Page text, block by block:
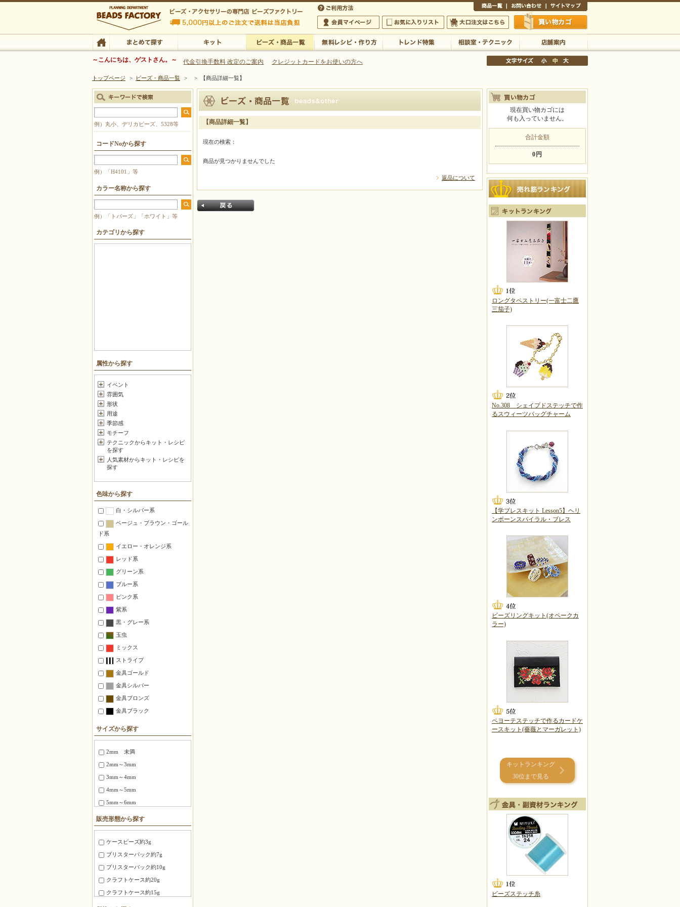
ビーズファクトリー ビーズ・パーツ・金具など・アクセサリーの専門店
ビーズ・アクセサリーの専門店 ビーズファクトリー 5,000円以上のご注文で送料は当店が負担いたします
ビーズ・アクセサリーの専門店 ビーズファクトリー 5,000円以上のご注文で送料は当店が負担いたします
会員マイページ
お気に入りリスト 大口注文はこちら 買い物かご
TOP まとめて探す キット 店舗案内
～こんにちは、ゲストさん。～ 代金引換手数料 改定のご案内 クレジットカードをお使いの方へ
トップページ > ビーズ・商品一覧 > > 【商品詳細一覧】
【商品詳細一覧】
現在の検索：
商品が見つかりませんでした
返品について
例）丸小、デリカビーズ、5328等
コードNoから探す
例）「H4101」等
カラー名称から探す
例）「トパーズ」「ホワイト」等
カテゴリから探す
属性から探す
イベント
雰囲気
形状
用途
季節感
モチーフ
テクニックからキット・レシピ
を探す
人気素材からキット・レシピを
探す
色味から探す
白・シルバー系
ベージュ・ブラウン・ゴール
ド系
イエロー・オレンジ系
レッド系
グリーン系
ブルー系
ピンク系
紫系
黒・グレー系
玉虫
ミックス
ストライプ
金具ゴールド
金具シルバー
金具ブロンズ
金具ブラック
サイズから探す
2mm 未満
2mm～3mm
3mm～4mm
4mm～5mm
5mm～6mm
6～8mm
1.5X3mm ～ 1.8X6mm
2.0X6 mm ～ 2.5X12mm
2.7X12mm ～ 3.4X20mm
3X3X3mm
4X4X4mm
3.0X20mm ～ 4.0X10mm
販売形態から探す
ケースビーズ約3g
ブリスターパック約7g
ブリスターパック約10g
クラフトケース約20g
クラフトケース約15g
徳用パック約100g
現在買い物カゴには
何も入っていません。
合計金額
0円
ロングタペストリー(一富士二鷹
三茄子)
No.308 シェイプドステッチで作
るスウィーツバッグチャーム
【学ブレスキット Lesson5】ヘリ
ンボーンスパイラル・ブレス
ビーズリングキット(オペークカ
ラー)
ペヨーテステッチで作るカードケ
ースキット(薔薇とマーガレット)
キットランキング
30位まで見る
ビーズステッチ糸